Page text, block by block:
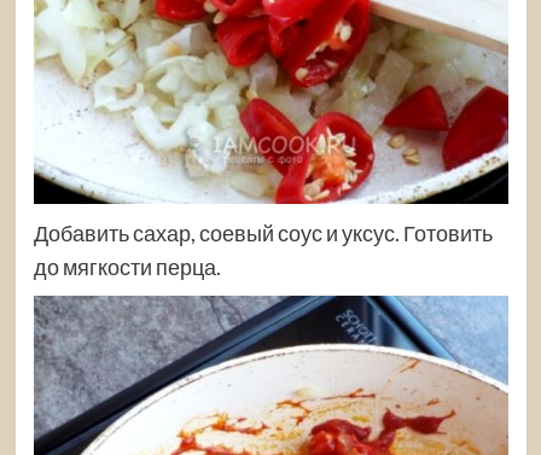
Добавить сахар, соевый соус и уксус. Готовить
до мягкости перца.